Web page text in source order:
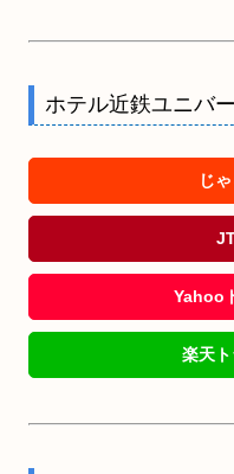
ホテル近鉄ユニバ
じ
Yahoo
楽天